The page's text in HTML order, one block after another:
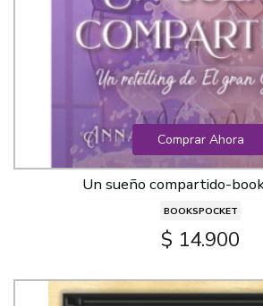
Comprar Ahora
Un sueño compartido-
BOOKSPOCKET
$ 14.900